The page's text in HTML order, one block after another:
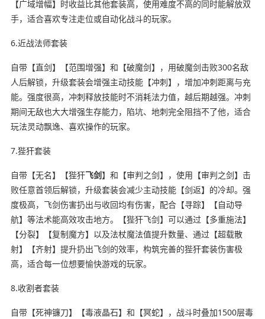
【广域增幅】时收益比其他套装高，使用难度不高的同时能解放双
手，适合喜欢专注走位或自动化战斗的玩家。
6.近战法师套装
自带【直剑】【范围增强】和【破魔剑】，用破魔剑击败300名敌
人后解锁，升级套装会增强主动技能【冲刺】，增加冲刺距离与充
能。强度很高，冲刺释放技能时不消耗法力值，越后期越强。冲刺
期间无敌也大大增强生存能力，陷坑、地刺完全阻挡不了他，适合
玩法灵动飘逸、喜欢操作的玩家。
7.狴犴套装
自带【无名】【狴犴飞剑】和【审判之剑】，使用【审判之剑】击
败任意首领后解锁，升级套装会减少主动技能【剑返】的冷却。强
度极高，飞剑伤害扔出与收回均有伤害，配合【寻踪】【自动导
航】等法术能高效攻击地方。【狴犴飞剑】可以通过【多重施法】
【分裂】【复制魔方】以及法杖魔法值提升数量、通过【超载散
射】【齐射】提升扔出飞剑的效率，构筑完善的狴犴套装伤害极
高，适合每一位想要愉快游戏的玩家。
8.收割者套装
自带【死神镰刀】【毒液晶石】和【冥蛇】，战斗时叠加1500层毒